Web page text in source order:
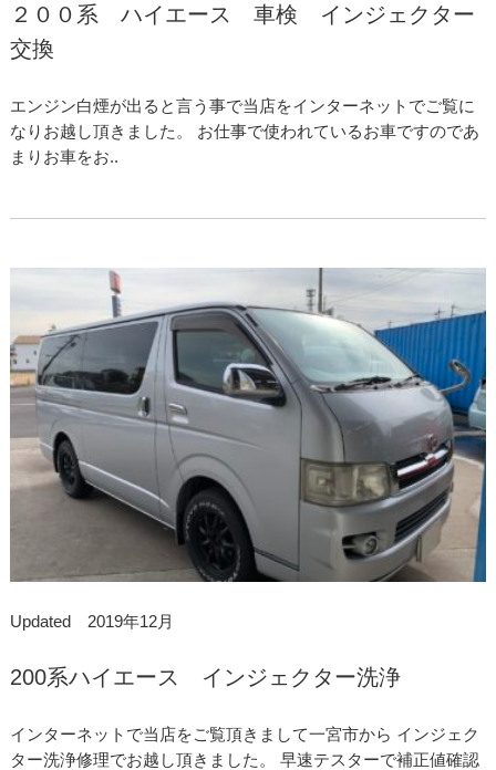
２００系 ハイエース 車検 インジェクター
交換
エンジン白煙が出ると言う事で当店をインターネットでご覧に
なりお越し頂きました。 お仕事で使われているお車ですのであ
まりお車をお..
Updated 2019年12月
200系ハイエース インジェクター洗浄
インターネットで当店をご覧頂きまして一宮市から インジェク
ター洗浄修理でお越し頂きました。 早速テスターで補正値確認